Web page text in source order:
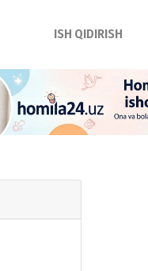
ISH QIDIRISH